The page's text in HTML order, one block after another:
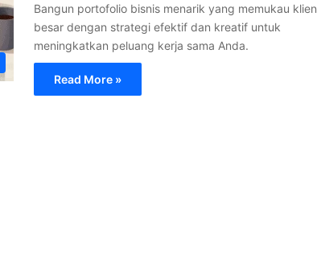
Bangun portofolio bisnis menarik yang memukau klien
besar dengan strategi efektif dan kreatif untuk
meningkatkan peluang kerja sama Anda.
Read More »